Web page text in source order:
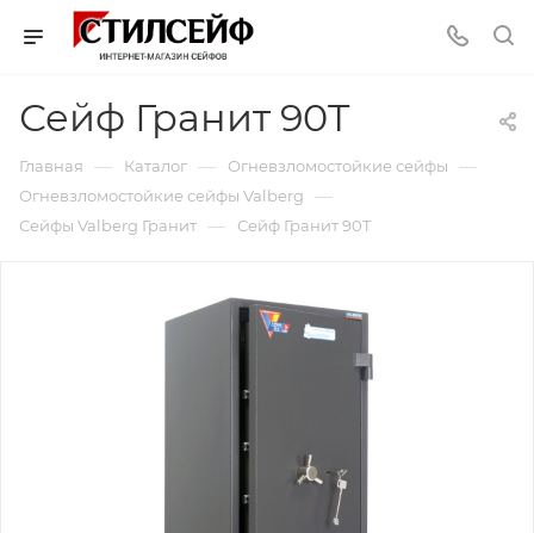
Сейф Гранит 90T
Главная — Каталог — Огневзломостойкие сейфы —
Огневзломостойкие сейфы Valberg —
Сейфы Valberg Гранит — Сейф Гранит 90T